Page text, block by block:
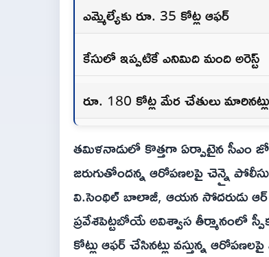
ఎమ్మెల్యేకు రూ. 35 కోట్ల ఆఫర్
కేసులో ఇప్పటికే ఎనిమిది మంది అరెస్ట్
రూ. 180 కోట్ల మేర చేతులు
తమిళనాడులో కొత్తగా ఏర్పాటైన సీఎం
జరుగుతోందన్న ఆరోపణలపై చెన్నై
వి.సెంథిల్ బాలాజీ, ఆయన సోదరుడు
ప్రవేశపెట్టబోయే అవిశ్వాస తీర్మానంలో
కోట్లు ఆఫర్ చేసినట్లు వస్తున్న